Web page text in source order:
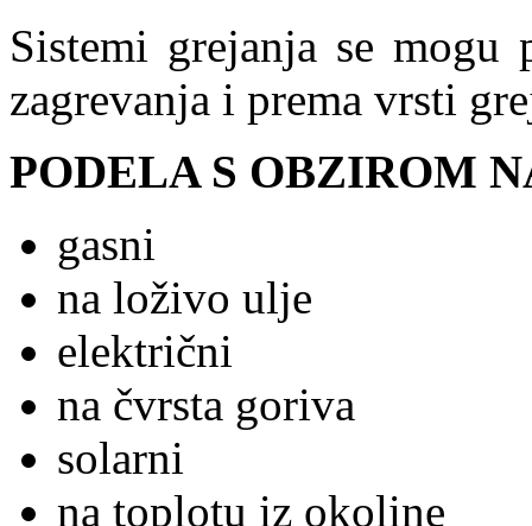
Sistemi grejanja se mogu
zagrevanja i prema vrsti
PODELA S OBZIROM
gasni
na loživo ulje
električni
na čvrsta goriva
solarni
na toplotu iz okoline